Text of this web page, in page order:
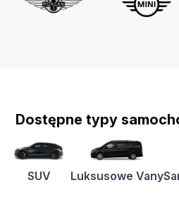
Dostępne typy
SUV Luksusowe Vany